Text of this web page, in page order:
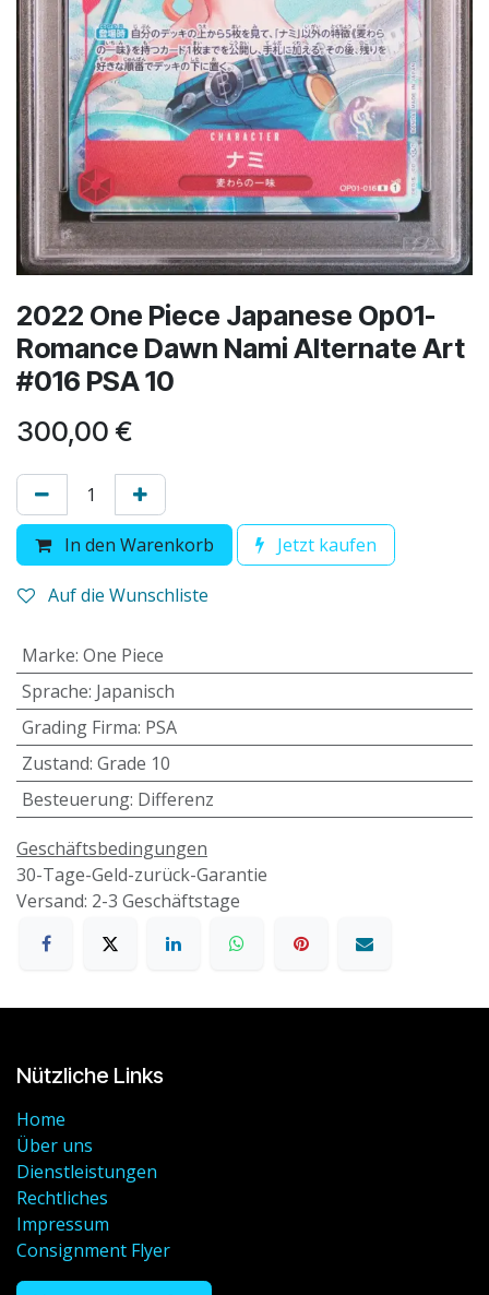
2022 One Piece Japanese Op01-
Romance Dawn Nami Alternate Art
#016 PSA 10
300,00 €
In den Warenkorb Jetzt kaufen
Auf die Wunschliste
Marke: One Piece
Sprache: Japanisch
Grading Firma: PSA
Zustand: Grade 10
Besteuerung: Differenz
Geschäftsbedingungen
30-Tage-Geld-zurück-Garantie
Versand: 2-3 Geschäftstage
Nützliche Links
Home
Über uns
Dienstleistungen
Rechtliches
Impressum
Consignment Flyer